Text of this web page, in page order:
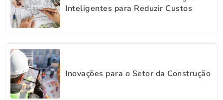
Inteligentes para Reduzir Custos
Inovações para o Setor da Construção